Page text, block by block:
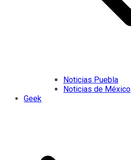
Noticias Puebla
Noticias de México
Geek